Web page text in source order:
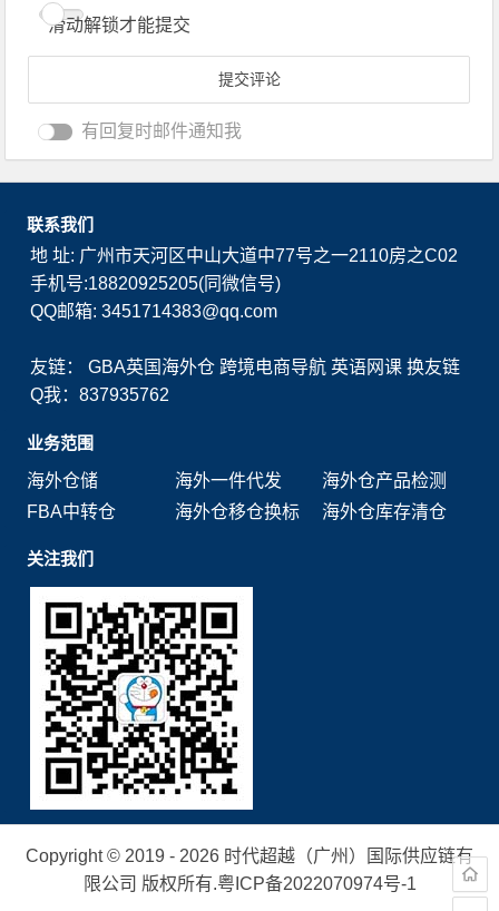
滑动解锁才能提交
有回复时邮件通知我
联系我们
地 址: 广州市天河区中山大道中77号之一2110房之C02
手机号:18820925205(同微信号)
QQ邮箱: 3451714383@qq.com
友链：GBA英国海外仓 跨境电商导航 英语网课 换友链
Q我：837935762
业务范围
海外仓储
海外一件代发
海外仓产品检测
FBA中转仓
海外仓移仓换标 海外仓库存清仓
关注我们
Copyright © 2019 - 2026 时代超越（广州）国际供应链有
限公司 版权所有.粤ICP备2022070974号-1